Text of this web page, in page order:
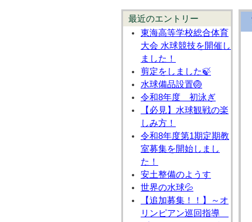
最近のエントリー
東海高等学校総合体育
大会 水球競技を開催し
ました！
剪定をしました🍃
水球備品設置🏐
令和8年度 初泳ぎ
【必見】水球観戦の楽
しみ方！
令和8年度第1期定期教
室募集を開始しまし
た！
安土整備のようす
世界の水球💦
【追加募集！！】～オ
リンピアン巡回指導